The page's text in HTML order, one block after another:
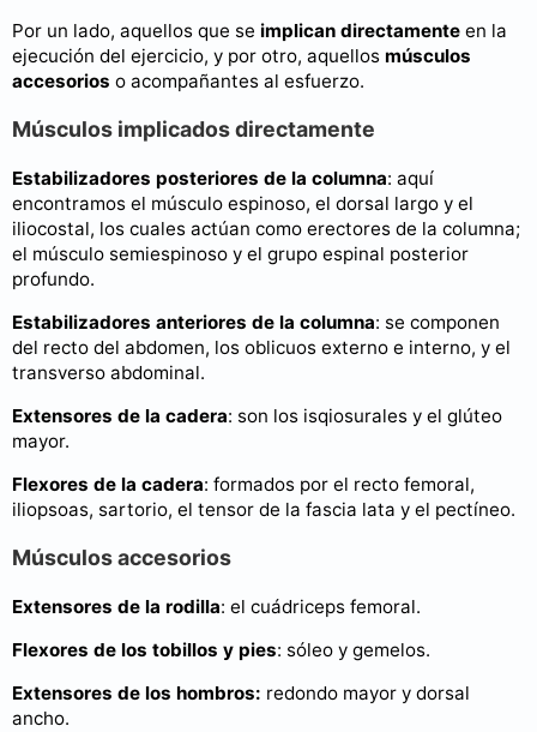
Por un lado, aquellos que se implican directamente en la
ejecución del ejercicio, y por otro, aquellos músculos
accesorios o acompañantes al esfuerzo.
Músculos implicados directamente
Estabilizadores posteriores de la columna: aquí
encontramos el músculo espinoso, el dorsal largo y el
iliocostal, los cuales actúan como erectores de la columna;
el músculo semiespinoso y el grupo espinal posterior
profundo.
Estabilizadores anteriores de la columna: se componen
del recto del abdomen, los oblicuos externo e interno, y el
transverso abdominal.
Extensores de la cadera: son los isqiosurales y el glúteo
mayor.
Flexores de la cadera: formados por el recto femoral,
iliopsoas, sartorio, el tensor de la fascia lata y el pectíneo.
Músculos accesorios
Extensores de la rodilla: el cuádriceps femoral.
Flexores de los tobillos y pies: sóleo y gemelos.
Extensores de los hombros: redondo mayor y dorsal
ancho.